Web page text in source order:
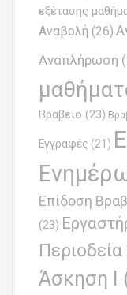
εξέτασης
Αναβολή (26)
Αναπλήρωση
Βραβείο (23)
Εγγραφές (21)
Επίδοση
(23)
Περιοδεία
Άσκηση Ι